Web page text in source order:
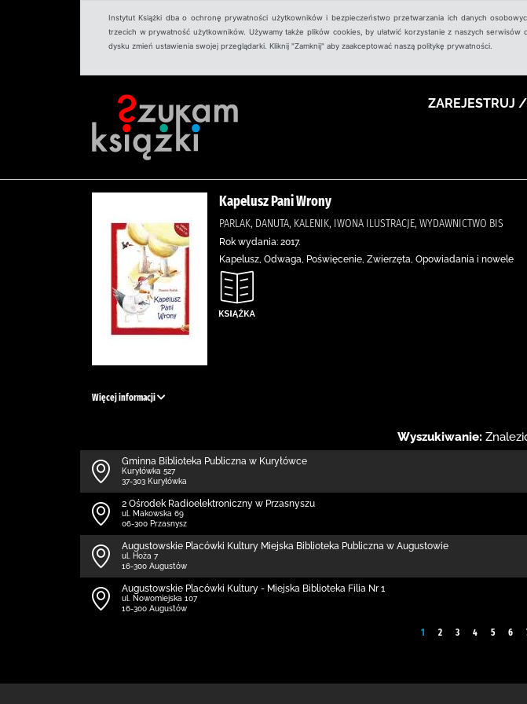
Instytut Książki dba o ochronę prywatności użytkowników i bezpieczeństwo przetwarzania ich danych
trzecich w prywatność użytkowników. Używamy także plików cookies, by ułatwić korzystanie z naszych
dysku zmień ustawienia swojej przeglądarki. Kliknij "Zamknij" aby zaakceptować naszą politykę prywatności.
ZAREJESTRUJ
Kapelusz Pani Wrony
PARLAK, DANUTA, KALENIK, IWONA ILUSTRACJE, WYDAWNICTWO BIS
Rok wydania: 2017.
Kapelusz, Odwaga, Poświęcenie, Zwierzęta, Opowiadania i nowele
Więcej informacji
Wyszukiwanie:
Gminna Biblioteka Publiczna w Kuryłówce
Kuryłówka 527
37-303 Kuryłówka
2 Ośrodek Radioelektroniczny w Przasnyszu
ul. Makowska 69
06-300 Przasnysz
Augustowskie Placówki Kultury Miejska Biblioteka Publiczna w Augustowie
ul. Hoża 7
16-300 Augustów
Augustowskie Placówki Kultury - Miejska Biblioteka Filia Nr 1
ul. Nowomiejska 107
16-300 Augustów
1 2 3 4 5 6